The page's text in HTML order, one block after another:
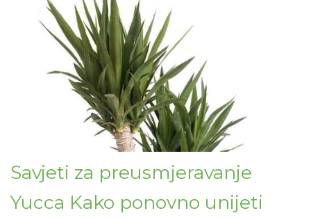
Savjeti za preusmjeravanje
Yucca Kako ponovno unijeti